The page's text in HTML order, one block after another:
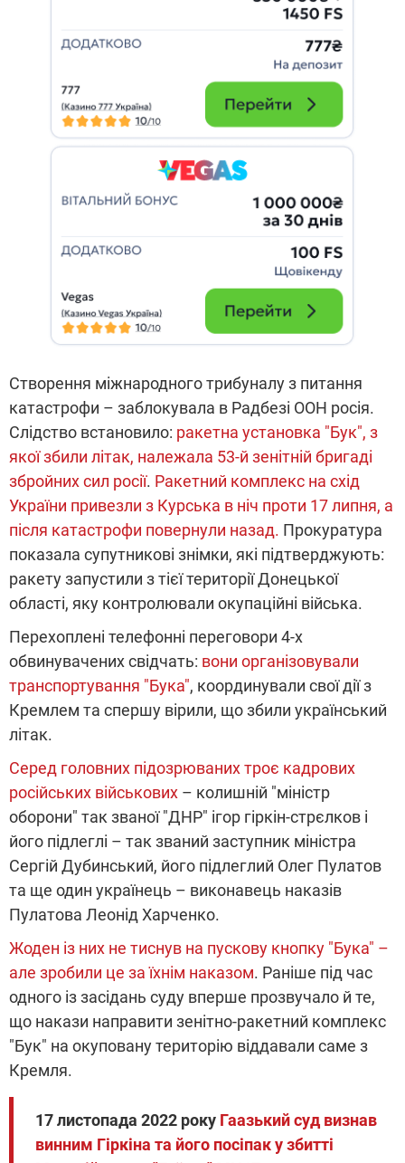
Створення міжнародного трибуналу з питання
катастрофи – заблокувала в Радбезі ООН росія.
Слідство встановило: ракетна установка "Бук", з
якої збили літак, належала 53-й зенітній бригаді
збройних сил росії. Ракетний комплекс на схід
України привезли з Курська в ніч проти 17 липня, а
після катастрофи повернули назад. Прокуратура
показала супутникові знімки, які підтверджують:
ракету запустили з тієї території Донецької
області, яку контролювали окупаційні війська.
Перехоплені телефонні переговори 4-х
обвинувачених свідчать: вони організовували
транспортування "Бука", координували свої дії з
Кремлем та спершу вірили, що збили український
літак.
Серед головних підозрюваних троє кадрових
російських військових – колишній "міністр
оборони" так званої "ДНР" ігор гіркін-стрєлков і
його підлеглі – так званий заступник міністра
Сергій Дубинський, його підлеглий Олег Пулатов
та ще один українець – виконавець наказів
Пулатова Леонід Харченко.
Жоден із них не тиснув на пускову кнопку "Бука" –
але зробили це за їхнім наказом. Раніше під час
одного із засідань суду вперше прозвучало й те,
що накази направити зенітно-ракетний комплекс
"Бук" на окуповану територію віддавали саме з
Кремля.
17 листопада 2022 року Гаазький суд визнав
винним Гіркіна та його посіпак у збитті